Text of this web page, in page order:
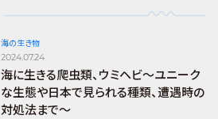
海の生き物
2024.07.24
海に生きる爬虫類、ウミヘビ～ユニーク
な生態や日本で見られる種類、遭遇時の
対処法まで～